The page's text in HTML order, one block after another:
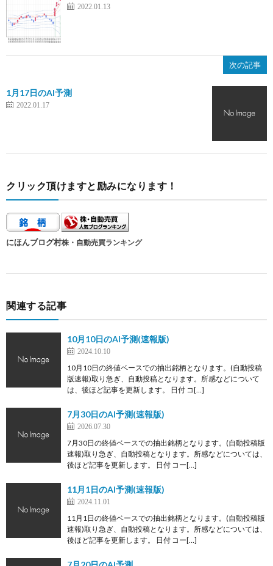
2022.01.13
次の記事
1月17日のAI予測
2022.01.17
クリック頂けますと励みになります！
にほんブログ村株・自動売買ランキング
関連する記事
10月10日のAI予測(速報版)
2024.10.10
10月10日の終値ベースでの抽出銘柄となります。(自動投稿
版速報)取り急ぎ、自動投稿となります。所感などについて
は、後ほど記事を更新します。 日付 コ[…]
7月30日のAI予測(速報版)
2026.07.30
7月30日の終値ベースでの抽出銘柄となります。(自動投稿版
速報)取り急ぎ、自動投稿となります。所感などについては、
後ほど記事を更新します。 日付 コー[…]
11月1日のAI予測(速報版)
2024.11.01
11月1日の終値ベースでの抽出銘柄となります。(自動投稿版
速報)取り急ぎ、自動投稿となります。所感などについては、
後ほど記事を更新します。 日付 コー[…]